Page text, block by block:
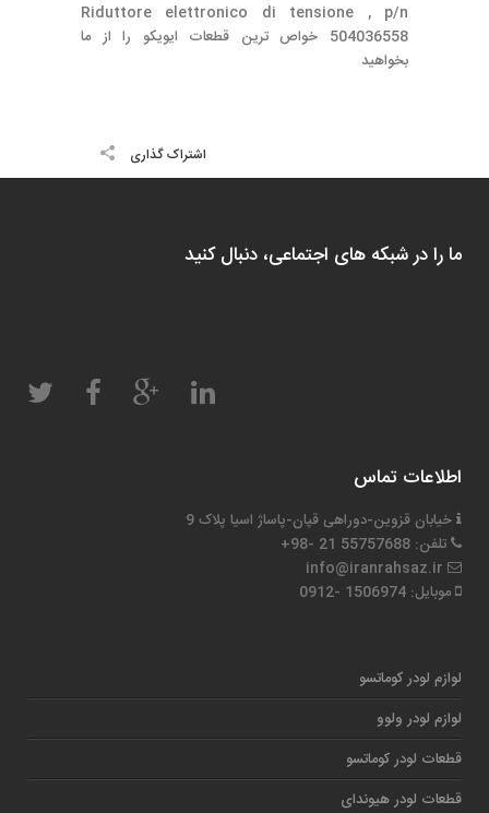
Riduttore elettronico di tensione , p/n
504036558 خواص ترين قطعات ايويكو را از ما
بخواهيد
اشتراک گذاری
ما را در شبکه های اجتماعی، دنبال کنید
اطلاعات تماس
خیابان قزوین-دوراهی قپان-پاساژ اسیا پلاک 9
تلفن: 55757688 21 -98+
موبایل: 1506974 -0912
لوازم لودر کوماتسو
لوازم لودر ولوو
قطعات لودر کوماتسو
قطعات لودر هیوندای